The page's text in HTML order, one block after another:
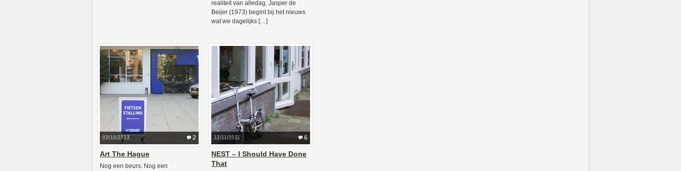
realiteit van alledag. Jasper de
Beijer (1973) begint bij het nieuws
wat we dagelijks […]
2
03/10/2013
Art The Hague
Nog een beurs. Nog een
6
12/11/2011
NEST – I Should Have Done
That